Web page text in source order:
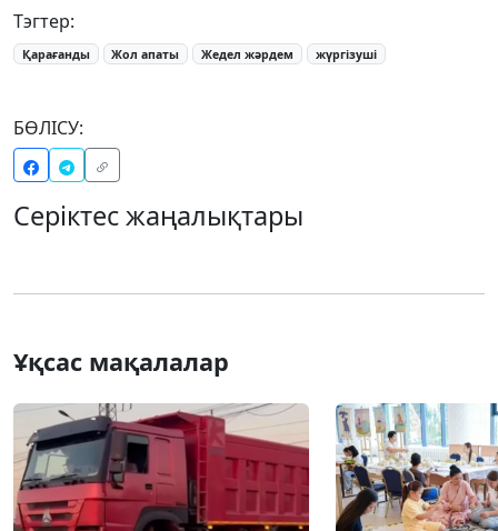
Тэгтер:
Қарағанды Жол апаты Жедел жәрдем жүргізуші
БӨЛІСУ:
Серіктес жаңалықтары
Ұқсас мақалалар